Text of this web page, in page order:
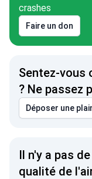
crashes
Faire un don
Sentez-vous
? Ne passez
Déposer une
Il n'y a pas
qualité de